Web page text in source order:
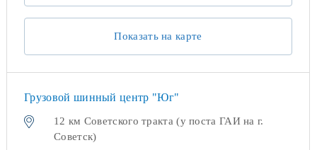
Показать на карте
Грузовой шинный центр "Юг"
12 км Советского тракта (у поста ГАИ на г.
Советск)